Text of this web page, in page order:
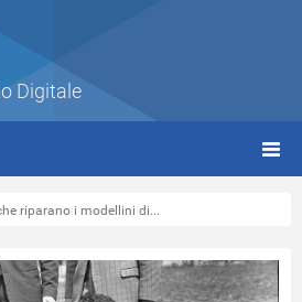
Digitale
riparano i modellini di...